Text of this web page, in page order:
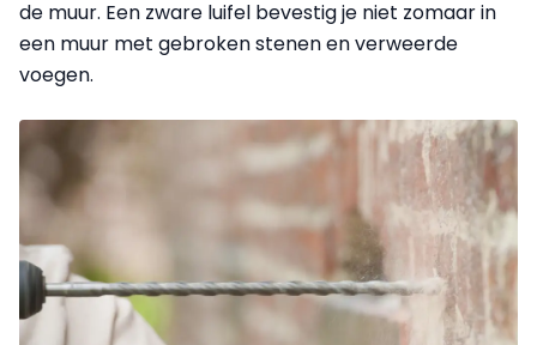
de muur. Een zware luifel bevestig je niet zomaar in
een muur met gebroken stenen en verweerde
voegen.